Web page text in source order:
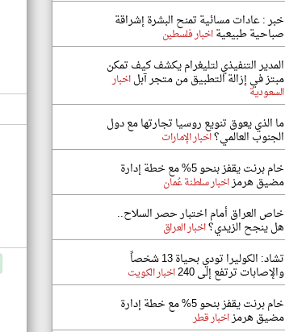
خبر : عادات مسائية تمنح البشرة إشراقة
صباحية طبيعيةاخبار فلسطين
المدير التنفيذي لتليغرام يكشف كيف تمكن
مبتز في إزالة التطبيق من متجر آبلاخبار
السعودية
ما الذي يعوق تنويع روسيا تجارتها مع دول
الجنوب العالمي؟اخبار الإمارات
خام برنت يقفز بنحو 5% مع خطة إدارة
مضيق هرمزاخبار سلطنة عُمان
خاص العراق أمام اختبار حصر السلاح..
هل ينجح الزيدي؟اخبار العراق
تشاد: الكوليرا تودي بحياة 13 شخصاً
والإصابات ترتفع إلى 240 اخبار الكويت
خام برنت يقفز بنحو 5% مع خطة إدارة
مضيق هرمزاخبار قطر